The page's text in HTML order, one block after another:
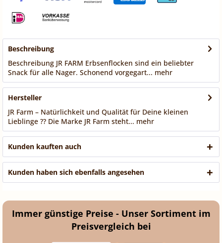
Beschreibung
Beschreibung JR FARM Erbsenflocken sind ein beliebter
Snack für alle Nager. Schonend vorgegart... mehr
Hersteller
JR Farm – Natürlichkeit und Qualität für Deine kleinen
Lieblinge ?? Die Marke JR Farm steht... mehr
Kunden kauften auch
Kunden haben sich ebenfalls angesehen
Immer günstige Preise - Unser Sortiment im
Preisvergleich bei